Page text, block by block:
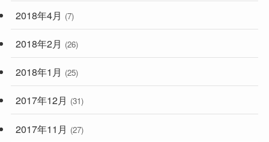
2018年4月 (7)
2018年2月 (26)
2018年1月 (25)
2017年12月 (31)
2017年11月 (27)